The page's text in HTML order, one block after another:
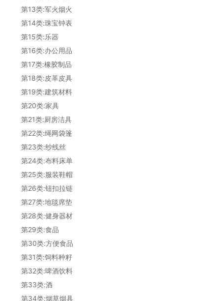
第13类:军火烟火
第14类:珠宝钟表
第15类:乐器
第16类:办公用品
第17类:橡胶制品
第18类:皮革皮具
第19类:建筑材料
第20类:家具
第21类:厨房洁具
第22类:绳网袋篷
第23类:纱线丝
第24类:布料床单
第25类:服装鞋帽
第26类:钮扣拉链
第27类:地毯席垫
第28类:健身器材
第29类:食品
第30类:方便食品
第31类:饲料种籽
第32类:啤酒饮料
第33类:酒
第34类:烟草烟具